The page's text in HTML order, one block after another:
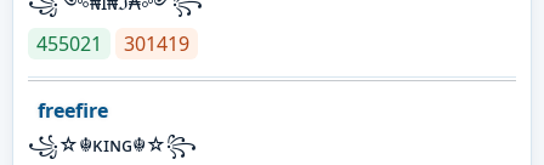
455021
301419
freefire
꧁☆☬κɪɴɢ☬☆꧂